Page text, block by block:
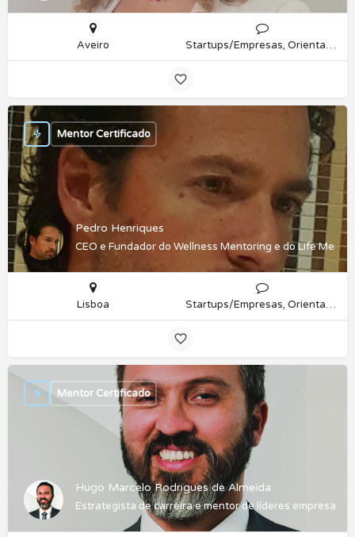
Aveiro Startups/Empresas, Orientação Profissional
Pedro Henriques
CEO e Fundador do Wellness Mentoring e do Life
Mentor Certificado
Lisboa Startups/Empresas, Orientação Profissional
Hugo Marcelo Rodrigues de Almeida
Estrategista de carreira e mentor de líderes
Mentor Certificado